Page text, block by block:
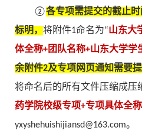
②各专项需提交的截止
标明， 将附件1命名为“山东大
体全称+团队名称+山东大学学
余附件2及专项网页通知需要
将命名后的所有文件压缩成压
药学院校级专项+专项具体全
yxyshehuishijiansd@163.com。